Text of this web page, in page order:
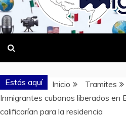
DONDE TODOS
Estás aquí Inicio
Tramites
Inmigrantes cubanos liberados en
calificarían para la residencia